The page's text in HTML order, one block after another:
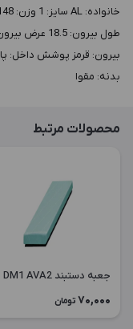
بيرون: قرمز پوشش داخل:
بدنه: مقوا
محصولات مرتبط
جعبه دستبند DM1 AVA2
70,000 تومان